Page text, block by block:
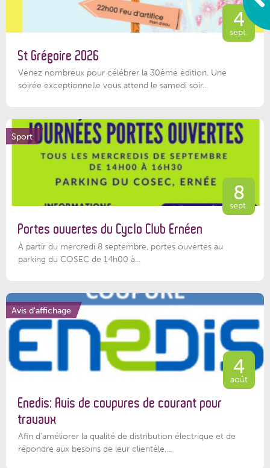
4
sept.
St Grégoire 2026
Venez nombreux pour célébrer la 30ème édition. Une
soirée exceptionnelle vous attend le samedi soir...
Sport
8
sept.
Portes ouvertes du Cyclo Club Ernéen
À partir du mercredi 8 septembre, portes ouvertes au
parking du COSEC de 14h00 à...
Avis d'affichage
4
août
Enedis: Avis de coupures de courant pour
travaux
Afin d’améliorer la qualité de distribution électrique et de
répondre aux besoins de leur clientèle,...